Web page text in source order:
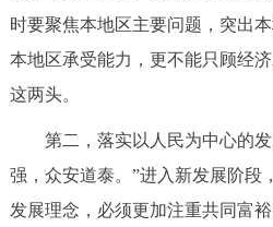
时要聚焦本地区主要问题，突出
本地区承受能力，更不能只顾经
这两头。
第二，落实以人民为中心的发
强，众安道泰。”进入新发展阶段
发展理念，必须更加注重共同富